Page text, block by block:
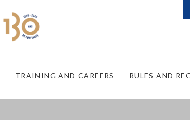
TRAINING AND CAREERS RULES AND